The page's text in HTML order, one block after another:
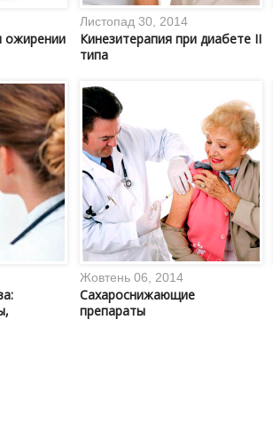
ожирении
Листопад 30, 2014
Кинезитерапия при диабете II
типа
Жовтень 06, 2014
Сахароснижающие
препараты